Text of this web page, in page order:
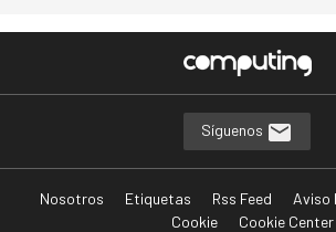
Síguenos
Nosotros Etiquetas Rss Feed Aviso
Cookie
Cookie Center